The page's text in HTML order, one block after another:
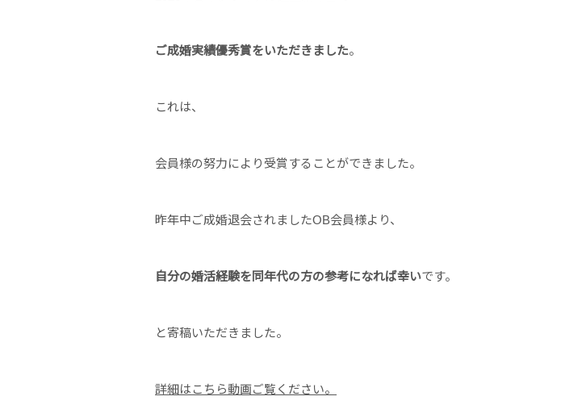
ご成婚実績優秀賞をいただきました。
これは、
会員様の努力により受賞することができました。
昨年中ご成婚退会されましたOB会員様より、
自分の婚活経験を同年代の方の参考になれば幸いです。
と寄稿いただきました。
詳細はこちら動画ご覧ください。